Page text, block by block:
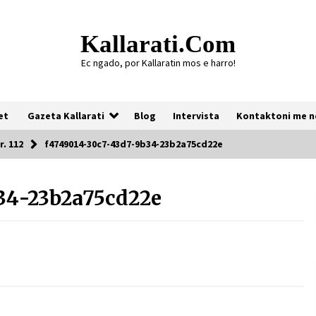
Kallarati.com
Ec ngado, por Kallaratin mos e harro!
Gazeta Kallarati Blog Intervista Kontaktoni me
Gazeta Kallarati nr. 118
112 f4749014-30c7-43d7-9b34-23b2a75cd22e
23b2a75cd22e